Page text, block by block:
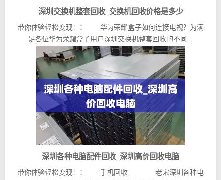
深圳交换机整套回收_交换机回收价格是多少
带你体验轻松变现！： 华为荣耀盒子如何连接电视？为满
足各位华为荣耀盒子用户深圳交换机整套回收的不同...
深圳各种电脑配件回收_深圳高价回收电脑
带你体验轻松变现！： 手机回收 老宋深圳各种电